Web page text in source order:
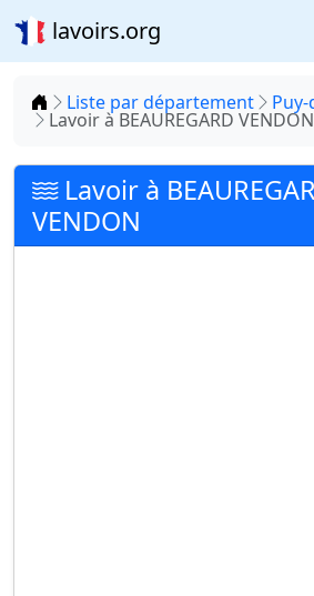
lavoirs.org
Accueil
Liste par département
Lavoir à BEAUREGARD VENDON
Lavoir à
VENDON